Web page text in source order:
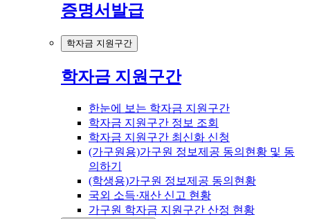
증명서발급
학자금 지원구간
학자금 지원구간
한눈에 보는 학자금 지원구간
학자금 지원구간 정보 조회
학자금 지원구간 최신화 신청
(가구원용)가구원 정보제공 동의현황 및 동
의하기
(학생용)가구원 정보제공 동의현황
국외 소득·재산 신고 현황
가구원 학자금 지원구간 산정 현황